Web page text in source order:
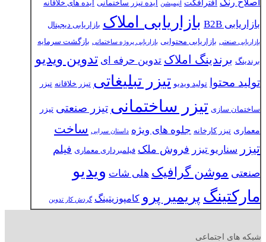
اصلاح رنگ افترافکت انیمیشن ایده تیزر ساختمانی ایده های خلاقانه
بازاریابی B2B بازاریابی املاک بازاریابی دیجیتال
بازاریابی صنعتی بازاریابی محتوایی بازاریابی پروژه ساختمانی بازگشت سرمایه
برندینگ برندینگ املاک تدوین حرفه ای تدوین ویدیو
تولید محتوا تولید ویدیو تیزر تبلیغاتی تیزر خلاقانه تیزر
ساختمان سازی تیزر ساختمانی تیزر صنعتی تیزر
معماری تیزر کارخانه جلوه های ویژه داستان سرایی ساخت
تیزر سناریو تیزر فروش ملک فیلمبرداری معماری فیلم
صنعتی موشن گرافیک هلی شات ویدیو
مارکتینگ پریمیر پرو کامپوزیتینگ گردش کار تدوین
شبکه های اجتماعی